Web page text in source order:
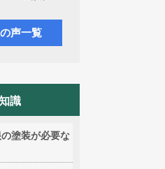
声一覧
識
塗装が必要な